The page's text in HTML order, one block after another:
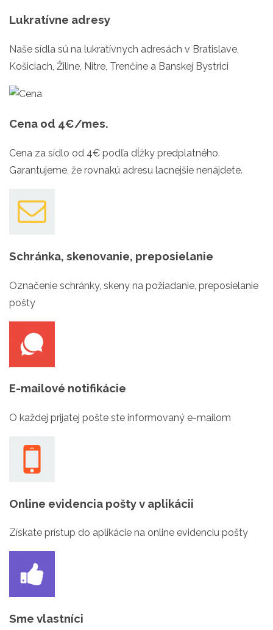
Lukratívne adresy
Naše sídla sú na lukratívnych adresách v Bratislave,
Košiciach, Žiline, Nitre, Trenčíne a Banskej Bystrici
Cena od 4€/mes.
Cena za sídlo od 4€ podľa dĺžky predplatného.
Garantujeme, že rovnakú adresu lacnejšie nenájdete.
Schránka, skenovanie, preposielanie
Označenie schránky, skeny na požiadanie, preposielanie
pošty
E-mailové notifikácie
O každej prijatej pošte ste informovaný e-mailom
Online evidencia pošty v aplikácii
Získate prístup do aplikácie na online evidenciu pošty
Sme vlastníci